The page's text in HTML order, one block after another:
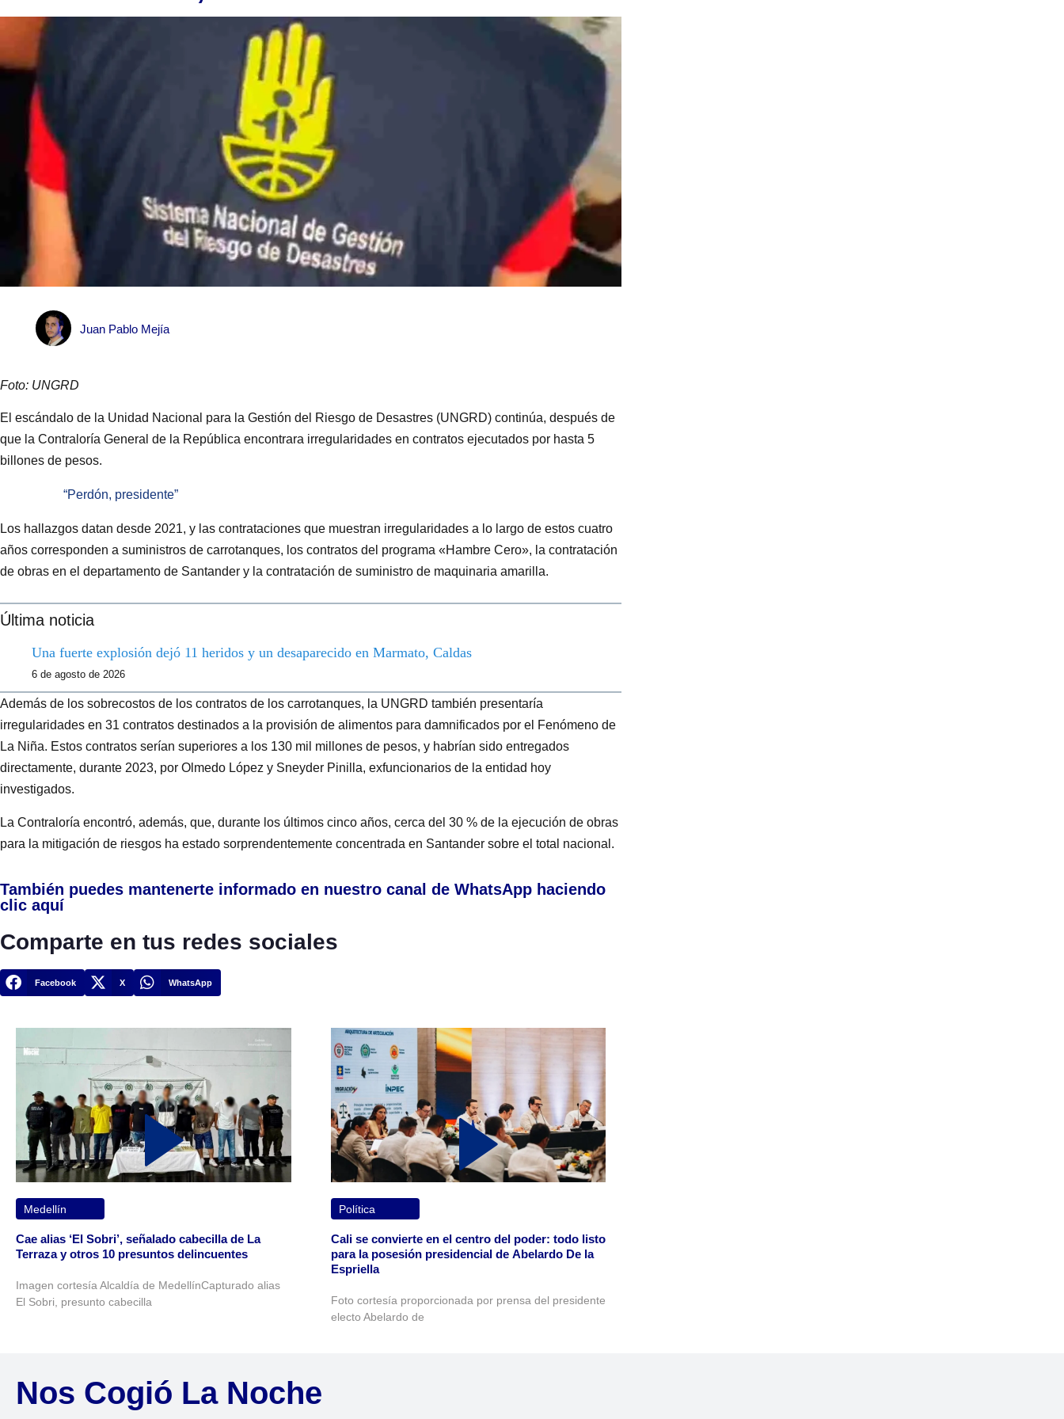
Juan Pablo Mejía
Foto: UNGRD
El escándalo de la Unidad Nacional para la Gestión del Riesgo de Desastres (UNGRD) continúa, después de
que la Contraloría General de la República encontrara irregularidades en contratos ejecutados por hasta 5
billones de pesos.
“Perdón, presidente”
Los hallazgos datan desde 2021, y las contrataciones que muestran irregularidades a lo largo de estos cuatro
años corresponden a suministros de carrotanques, los contratos del programa «Hambre Cero», la contratación
de obras en el departamento de Santander y la contratación de suministro de maquinaria amarilla.
Última noticia
Una fuerte explosión dejó 11 heridos y un desaparecido en Marmato, Caldas
6 de agosto de 2026
Además de los sobrecostos de los contratos de los carrotanques, la UNGRD también presentaría
irregularidades en 31 contratos destinados a la provisión de alimentos para damnificados por el Fenómeno de
La Niña. Estos contratos serían superiores a los 130 mil millones de pesos, y habrían sido entregados
directamente, durante 2023, por Olmedo López y Sneyder Pinilla, exfuncionarios de la entidad hoy
investigados.
La Contraloría encontró, además, que, durante los últimos cinco años, cerca del 30 % de la ejecución de obras
para la mitigación de riesgos ha estado sorprendentemente concentrada en Santander sobre el total nacional.
También puedes mantenerte informado en nuestro canal de WhatsApp haciendo
clic aquí
Comparte en tus redes sociales
Facebook X WhatsApp
Medellín
Cae alias ‘El Sobri’, señalado cabecilla de La
Terraza y otros 10 presuntos delincuentes
Imagen cortesía Alcaldía de MedellínCapturado alias
El Sobri, presunto cabecilla
Política
Cali se convierte en el centro del poder: todo listo
para la posesión presidencial de Abelardo De la
Espriella
Foto cortesía proporcionada por prensa del presidente
electo Abelardo de
Nos Cogió La Noche